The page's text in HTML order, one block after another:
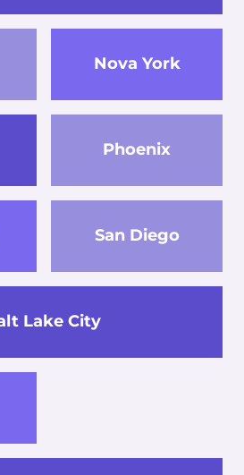
Nova York
Phoenix
Lake City
San Diego